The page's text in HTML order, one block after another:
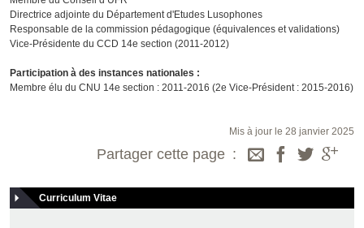
Directrice adjointe du Département d'Etudes Lusophones
Responsable de la commission pédagogique (équivalences et validations)
Vice-Présidente du CCD 14e section (2011-2012)
Participation à des instances nationales :
Membre élu du CNU 14e section : 2011-2016 (2e Vice-Président : 2015-2016)
Mis à jour le 28 janvier 2025
Partager cette page
Curriculum Vitae